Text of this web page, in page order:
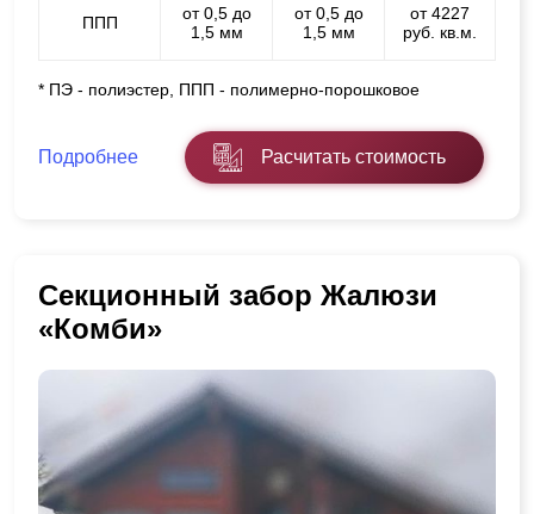
ППП
от 0,5 до
1,5 мм
от 0,5 до
1,5 мм
от 4227
руб. кв.м.
* ПЭ - полиэстер, ППП - полимерно-порошковое
Подробнее Расчитать стоимость
Секционный забор Жалюзи
«Комби»